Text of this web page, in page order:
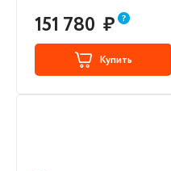
151 780 ₽
Купить